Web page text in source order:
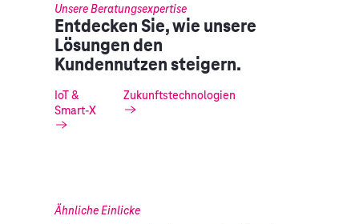
Unsere Beratungsexpertise
Entdecken Sie, wie unsere
Lösungen den
Kundennutzen steigern.
IoT &
Smart-X
Zukunftstechnologien
Ähnliche Einlicke